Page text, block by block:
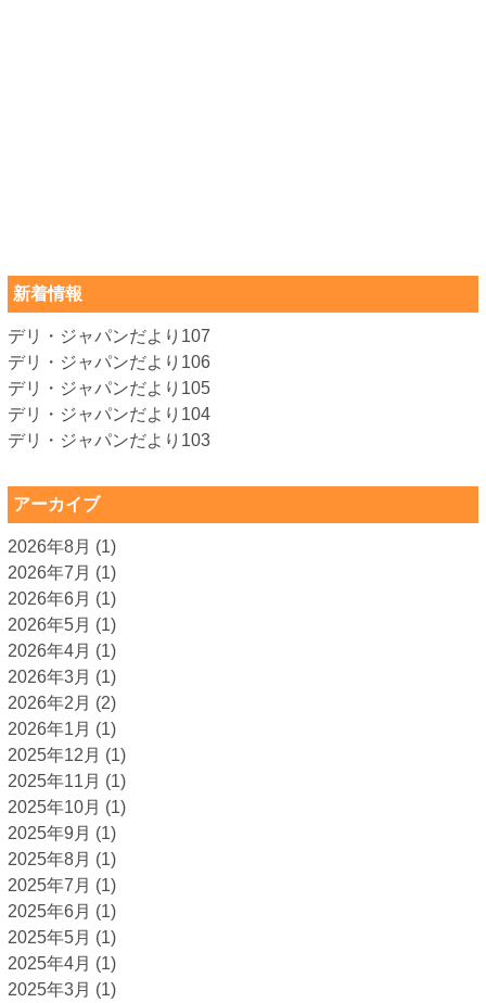
新着情報
デリ・ジャパンだより107
デリ・ジャパンだより106
デリ・ジャパンだより105
デリ・ジャパンだより104
デリ・ジャパンだより103
アーカイブ
2026年8月 (1)
2026年7月 (1)
2026年6月 (1)
2026年5月 (1)
2026年4月 (1)
2026年3月 (1)
2026年2月 (2)
2026年1月 (1)
2025年12月 (1)
2025年11月 (1)
2025年10月 (1)
2025年9月 (1)
2025年8月 (1)
2025年7月 (1)
2025年6月 (1)
2025年5月 (1)
2025年4月 (1)
2025年3月 (1)